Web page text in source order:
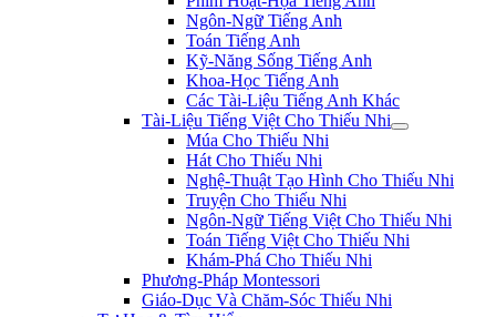
Ngôn-Ngữ Tiếng Anh
Toán Tiếng Anh
Kỹ-Năng Sống Tiếng Anh
Khoa-Học Tiếng Anh
Các Tài-Liệu Tiếng Anh Khác
Tài-Liệu Tiếng Việt Cho Thiếu Nhi
Múa Cho Thiếu Nhi
Hát Cho Thiếu Nhi
Nghệ-Thuật Tạo Hình Cho Thiếu Nhi
Truyện Cho Thiếu Nhi
Ngôn-Ngữ Tiếng Việt Cho Thiếu Nhi
Toán Tiếng Việt Cho Thiếu Nhi
Khám-Phá Cho Thiếu Nhi
Phương-Pháp Montessori
Giáo-Dục Và Chăm-Sóc Thiếu Nhi